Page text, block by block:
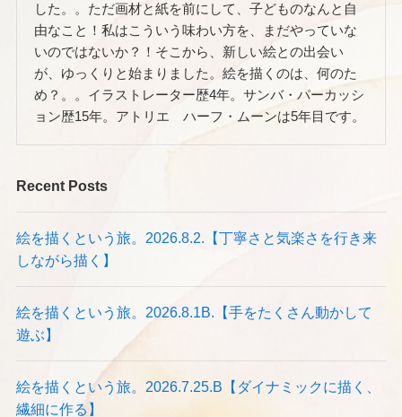
した。。ただ画材と紙を前にして、子どものなんと自
由なこと！私はこういう味わい方を、まだやっていな
いのではないか？！そこから、新しい絵との出会い
が、ゆっくりと始まりました。絵を描くのは、何のた
め？。。イラストレーター歴4年。サンバ・パーカッシ
ョン歴15年。アトリエ ハーフ・ムーンは5年目です。
Recent Posts
絵を描くという旅。2026.8.2.【丁寧さと気楽さを行き来
しながら描く】
絵を描くという旅。2026.8.1B.【手をたくさん動かして
遊ぶ】
絵を描くという旅。2026.7.25.B【ダイナミックに描く、
繊細に作る】